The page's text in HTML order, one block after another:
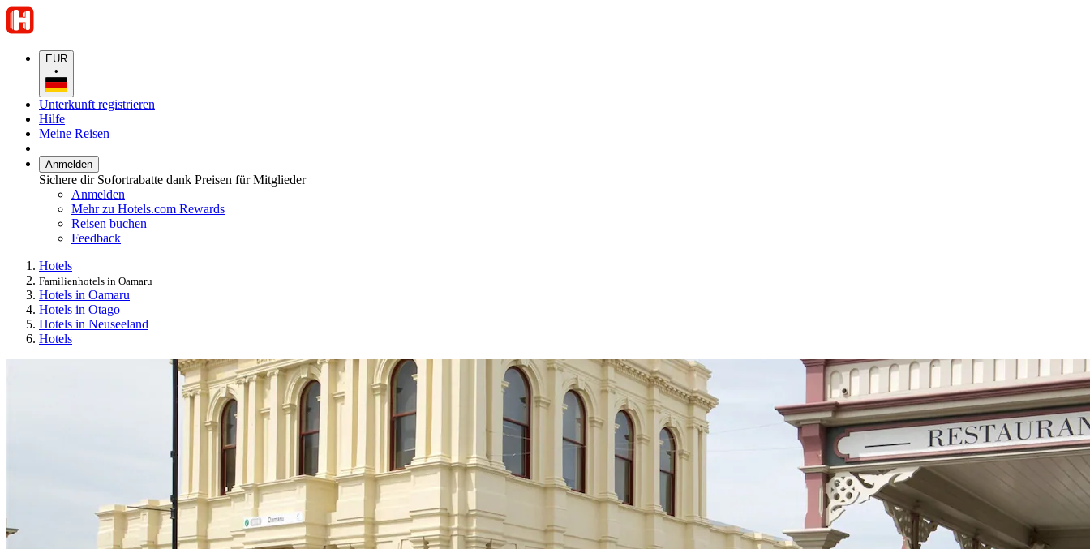
EUR
•
Unterkunft registrieren
Hilfe
Meine Reisen
Anmelden
Sichere dir Sofortrabatte dank Preisen für Mitglieder
Anmelden
Mehr zu Hotels.com Rewards
Reisen buchen
Feedback
Hotels
Familienhotels in Oamaru
Hotels in Oamaru
Hotels in Otago
Hotels in Neuseeland
Hotels